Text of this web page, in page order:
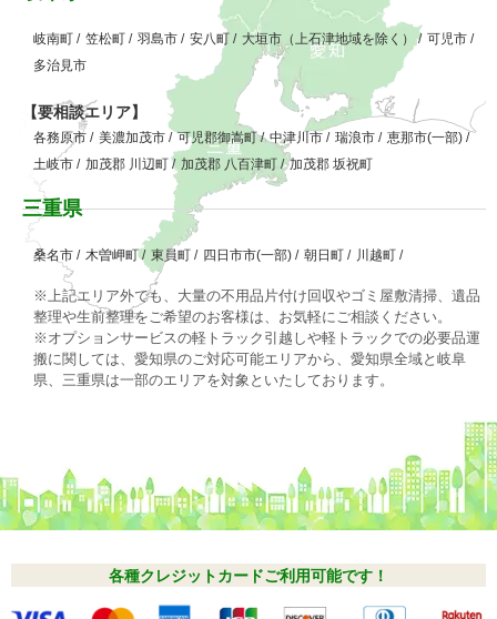
岐南町 / 笠松町 / 羽島市 / 安八町 / 大垣市（上石津地域を除く） / 可児市 /
多治見市
【要相談エリア】
各務原市 / 美濃加茂市 / 可児郡御嵩町/ 中津川市 / 瑞浪市 / 恵那市(一部) /
土岐市 / 加茂郡 川辺町/ 加茂郡 八百津町 / 加茂郡 坂祝町
三重県
桑名市 / 木曽岬町/ 東員町 / 四日市市(一部) / 朝日町 / 川越町 /
※上記エリア外でも、大量の不用品片付け回収やゴミ屋敷清掃、遺品
整理や生前整理をご希望のお客様は、お気軽にご相談ください。
※オプションサービスの軽トラック引越しや軽トラックでの必要品運
搬に関しては、愛知県のご対応可能エリアから、愛知県全域と岐阜
県、三重県は一部のエリアを対象といたしております。
各種クレジットカードご利用可能です！